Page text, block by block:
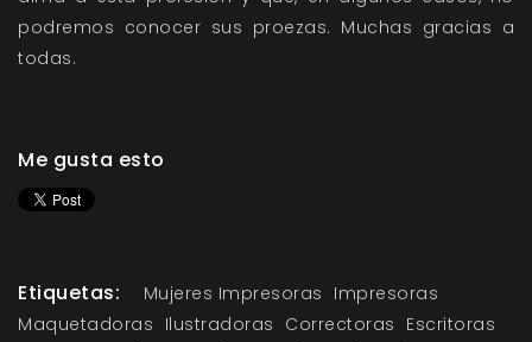
podremos conocer sus proezas. Muchas gracias a
todas.
Me gusta esto
Etiquetas: Mujeres Impresoras Impresoras
Maquetadoras Ilustradoras Correctoras Escritoras